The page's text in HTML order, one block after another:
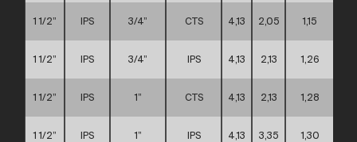
1 1/2” IPS 3/4” CTS 4,13 2,05 1,15
1 1/2” IPS 3/4” IPS 4,13 2,13 1,26
1 1/2” IPS 1” CTS 4,13 2,13 1,28
1 1/2” IPS 1” IPS 4,13 3,35 1,30